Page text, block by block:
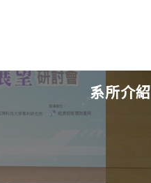
系所介紹